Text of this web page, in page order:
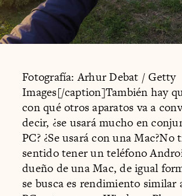
Fotografía: Arhur Debat / Getty
Images[/caption]También hay
con qué otros aparatos va a
decir, ¿se usará mucho en
PC? ¿Se usará con una Mac?No
sentido tener un teléfono
dueño de una Mac, de igual
se busca es rendimiento similar